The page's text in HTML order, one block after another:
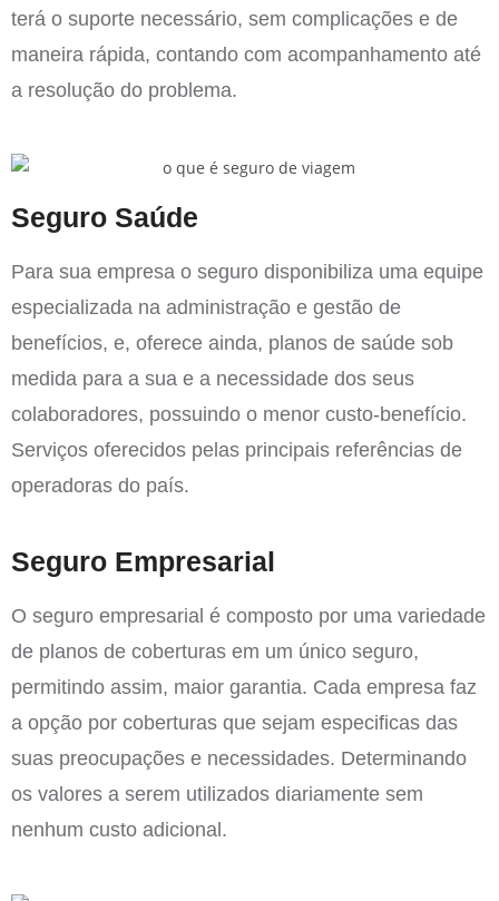
terá o suporte necessário, sem complicações e de
maneira rápida, contando com acompanhamento até
a resolução do problema.
Seguro Saúde
Para sua empresa o seguro disponibiliza uma equipe
especializada na administração e gestão de
benefícios, e, oferece ainda, planos de saúde sob
medida para a sua e a necessidade dos seus
colaboradores, possuindo o menor custo-benefício.
Serviços oferecidos pelas principais referências de
operadoras do país.
Seguro Empresarial
O seguro empresarial é composto por uma variedade
de planos de coberturas em um único seguro,
permitindo assim, maior garantia. Cada empresa faz
a opção por coberturas que sejam especificas das
suas preocupações e necessidades. Determinando
os valores a serem utilizados diariamente sem
nenhum custo adicional.